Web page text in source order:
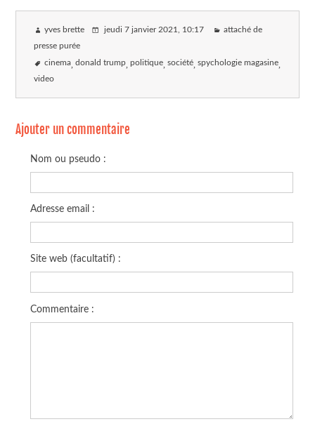
yves brette jeudi 7 janvier 2021 , 10:17 attaché de
presse purée
cinema donald trump politique société spychologie magasine
video
Ajouter un commentaire
Nom ou pseudo :
Adresse email :
Site web (facultatif) :
Commentaire :